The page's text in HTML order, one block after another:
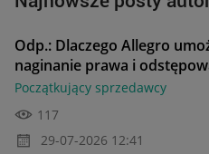
Odp.: Dlaczego Allegro
naginanie prawa i
Początkujący sprzedawcy
117
‎29-07-2026 12:41